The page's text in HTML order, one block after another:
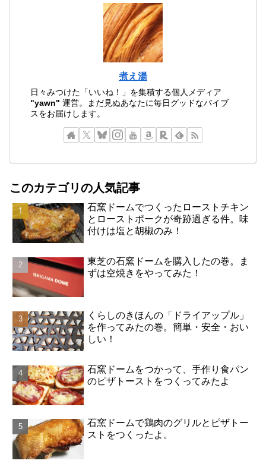
煮え湯
日々みつけた「いいね！」を集積する個人メディア
"yawn" 運営。まだ見ぬあなたに毎日グッドなバイブ
スをお届けします。
このカテゴリの人気記事
石窯ドームでつくったローストチキン
とローストポークが奇跡過ぎる件。味
付けは塩と胡椒のみ！
東芝の石窯ドームを購入したの巻。ま
ずは空焼きをやってみた！
くらしのきほんの「ドライアップル」
を作ってみたの巻。簡単・安全・おい
しい！
石窯ドームをつかって、手作り食パン
のピザトーストをつくってみたよ
石窯ドームで鶏肉のグリルとピザトー
ストをつくったよ。